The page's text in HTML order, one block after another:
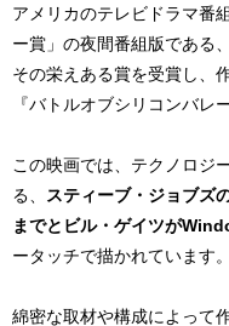
アメリカのテレビドラマ番
ー賞」の夜間番組版である
その栄えある賞を受賞し、
『バトルオブシリコンバレ
この映画では、テクノロジ
る、
スティーブ・ジョブズ
までとビル・ゲイツが
ータッチで描かれています。
綿密な取材や構成によって